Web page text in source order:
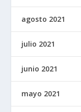
agosto 2021
julio 2021
junio 2021
mayo 2021